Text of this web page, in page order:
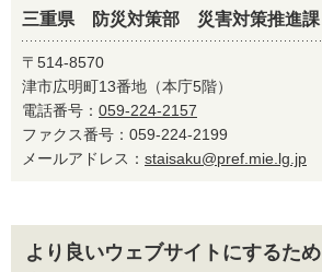
三重県 防災対策部 災害対策推進
〒514-8570
津市広明町13番地（本庁5階）
電話番号： 059-224-2157
ファクス番号：059-224-2199
メールアドレス： staisaku@pref.mie.lg.jp
より良いウェブサイトにするた